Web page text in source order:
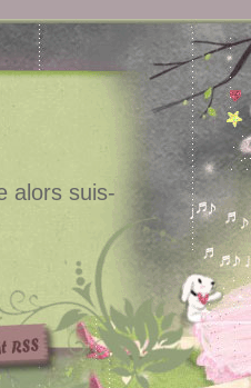
alors suis-